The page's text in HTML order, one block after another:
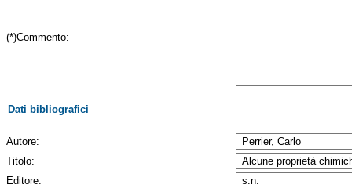
(*)Commento:
Dati bibliografici
Autore:
Titolo:
Editore: